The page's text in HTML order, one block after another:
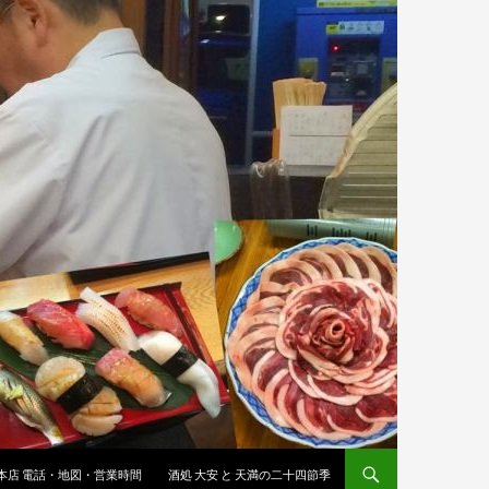
店 電話・地図・営業時間 酒処 大安 と 天満の二十四節季